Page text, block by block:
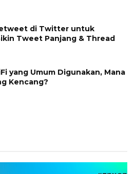
di Twitter untuk
Tweet Panjang & Thread
yang Umum Digunakan, Mana
Kencang?